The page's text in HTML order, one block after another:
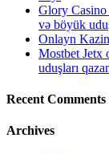
Glory Casino
və böyük
Onlayn
Mostbet Jetx
uduşları
Recent Comments
Archives